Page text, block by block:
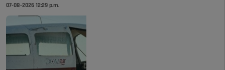
07-08-2026 12:29 p.m.